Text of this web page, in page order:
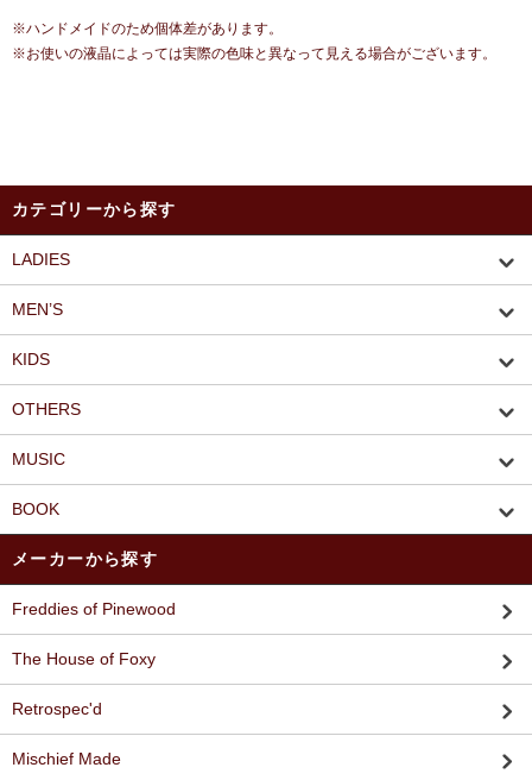
※ハンドメイドのため個体差があります。
※お使いの液晶によっては実際の色味と異なって見える場合がございます。
カテゴリーから探す
LADIES
MEN’S
KIDS
OTHERS
MUSIC
BOOK
メーカーから探す
Freddies of Pinewood
The House of Foxy
Retrospec'd
Mischief Made